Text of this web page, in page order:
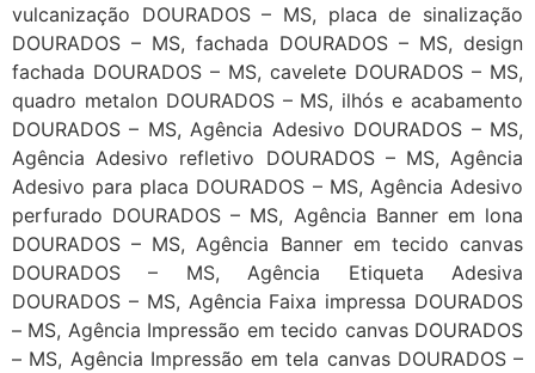
vulcanização DOURADOS – MS, placa de sinalização
DOURADOS – MS, fachada DOURADOS – MS, design
fachada DOURADOS – MS, cavelete DOURADOS – MS,
quadro metalon DOURADOS – MS, ilhós e acabamento
DOURADOS – MS, Agência Adesivo DOURADOS – MS,
Agência Adesivo refletivo DOURADOS – MS, Agência
Adesivo para placa DOURADOS – MS, Agência Adesivo
perfurado DOURADOS – MS, Agência Banner em lona
DOURADOS – MS, Agência Banner em tecido canvas
DOURADOS – MS, Agência Etiqueta Adesiva
DOURADOS – MS, Agência Faixa impressa DOURADOS
– MS, Agência Impressão em tecido canvas DOURADOS
– MS, Agência Impressão em tela canvas DOURADOS –